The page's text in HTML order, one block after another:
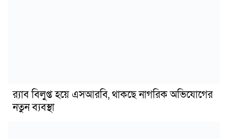
র‍্যাব বিলুপ্ত হয়ে এসআরবি, থাকছে নাগরিক অভিযোগের
নতুন ব্যবস্থা